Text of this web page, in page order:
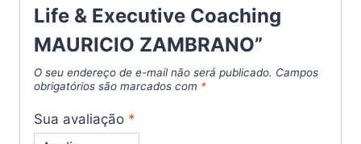
Life & Executive Coaching
MAURICIO ZAMBRANO”
O seu endereço de e-mail não será publicado. Campos
obrigatórios são marcados com *
Sua avaliação *